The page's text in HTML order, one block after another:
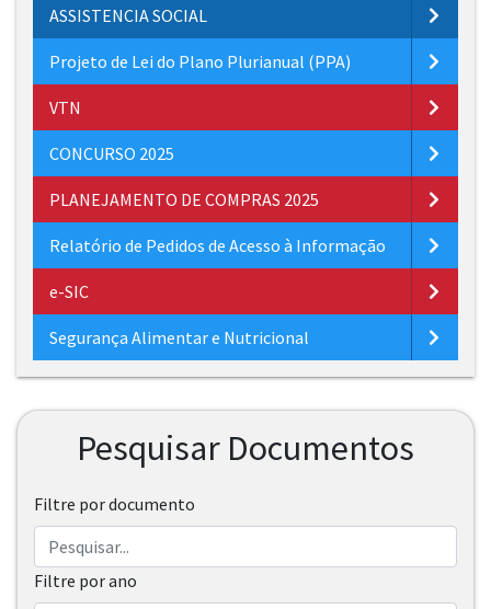
ASSISTENCIA SOCIAL
Projeto de Lei do Plano Plurianual (PPA)
VTN
CONCURSO 2025
PLANEJAMENTO DE COMPRAS 2025
Relatório de Pedidos de Acesso à Informação
e-SIC
Segurança Alimentar e Nutricional
Pesquisar Documentos
Filtre por documento
Filtre por ano